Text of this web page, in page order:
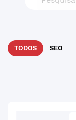
TODOS SEO